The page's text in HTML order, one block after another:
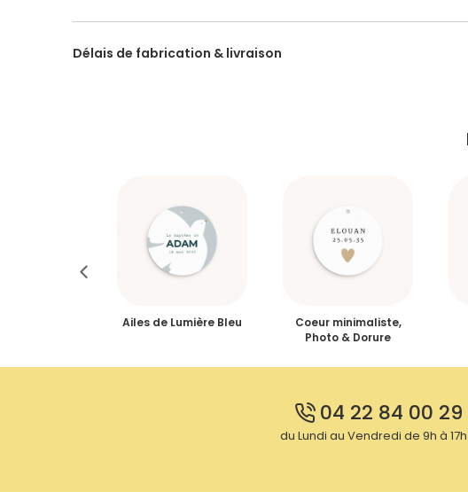
Délais de fabrication & livraison
Ailes de Lumière Bleu
Coeur minimaliste,
Photo & Dorure
04 22 84 00 29
du Lundi au Vendredi de 9h à 17h